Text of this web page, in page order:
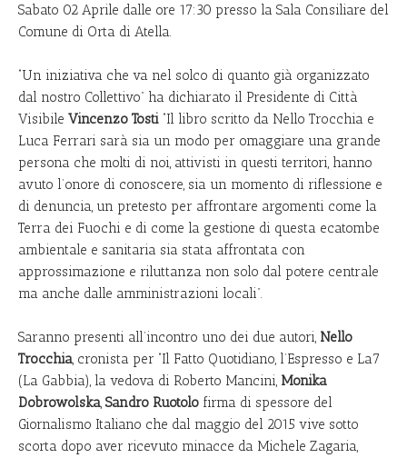
Sabato 02 Aprile dalle ore 17:30 presso la Sala Consiliare del
Comune di Orta di Atella.
“Un iniziativa che va nel solco di quanto già organizzato
dal nostro Collettivo” ha dichiarato il Presidente di Città
Visibile Vincenzo Tosti “Il libro scritto da Nello Trocchia e
Luca Ferrari sarà sia un modo per omaggiare una grande
persona che molti di noi, attivisti in questi territori, hanno
avuto l’onore di conoscere, sia un momento di riflessione e
di denuncia, un pretesto per affrontare argomenti come la
Terra dei Fuochi e di come la gestione di questa ecatombe
ambientale e sanitaria sia stata affrontata con
approssimazione e riluttanza non solo dal potere centrale
ma anche dalle amministrazioni locali”.
Saranno presenti all’incontro uno dei due autori, Nello
Trocchia, cronista per “Il Fatto Quotidiano, l’Espresso e La7
(La Gabbia), la vedova di Roberto Mancini, Monika
Dobrowolska, Sandro Ruotolo firma di spessore del
Giornalismo Italiano che dal maggio del 2015 vive sotto
scorta dopo aver ricevuto minacce da Michele Zagaria,